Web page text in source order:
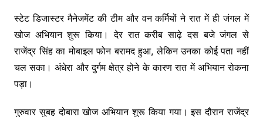
स्टेट डिजास्टर मैनेजमेंट की टीम और वन कर्मियों ने रात में ही जंगल में
खोज अभियान शुरू किया। देर रात करीब साढ़े दस बजे जंगल से
राजेंद्र सिंह का मोबाइल फोन बरामद हुआ, लेकिन उनका कोई पता नहीं
चल सका। अंधेरा और दुर्गम क्षेत्र होने के कारण रात में अभियान रोकना
पड़ा।
गुरुवार सुबह दोबारा खोज अभियान शुरू किया गया। इस दौरान राजेंद्र